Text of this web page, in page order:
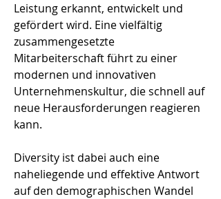
Leistung erkannt, entwickelt und
gefördert wird. Eine vielfältig
zusammengesetzte
Mitarbeiterschaft führt zu einer
modernen und innovativen
Unternehmenskultur, die schnell auf
neue Herausforderungen reagieren
kann.
Diversity ist dabei auch eine
naheliegende und effektive Antwort
auf den demographischen Wandel